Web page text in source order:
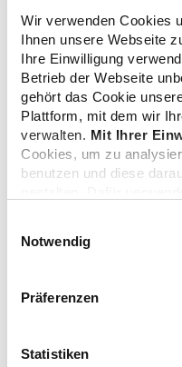
Wir verwenden Cookies
Ihnen unsere Webseite
Ihre Einwilligung
Betrieb der Webseite
gehört das Cookie
Plattform, mit dem wir
verwalten. Mit Ihrer
Cookies, um zu
benutzen und diese
Adresse und Ihr
Klick auf „Cookies
erforderlichen Cookies
notwendige Cookies
unteren Regler Ihre
einstellen. Sie können
Notwendig
Präferenzen
Statistiken
Auszahlung der
beginnen
09.07.2020
EU-
gegen
25.06.2020
Patienten schneller